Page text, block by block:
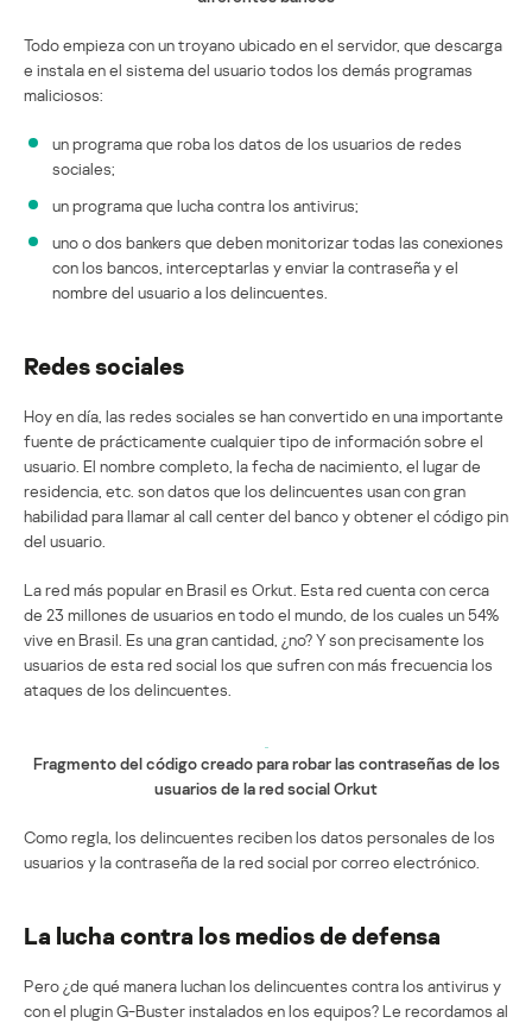
Todo empieza con un troyano ubicado en el servidor, que descarga
e instala en el sistema del usuario todos los demás programas
maliciosos:
un programa que roba los datos de los usuarios de redes
sociales;
un programa que lucha contra los antivirus;
uno o dos bankers que deben monitorizar todas las conexiones
con los bancos, interceptarlas y enviar la contraseña y el
nombre del usuario a los delincuentes.
Redes sociales
Hoy en día, las redes sociales se han convertido en una importante
fuente de prácticamente cualquier tipo de información sobre el
usuario. El nombre completo, la fecha de nacimiento, el lugar de
residencia, etc. son datos que los delincuentes usan con gran
habilidad para llamar al call center del banco y obtener el código pin
del usuario.
La red más popular en Brasil es Orkut. Esta red cuenta con cerca
de 23 millones de usuarios en todo el mundo, de los cuales un 54%
vive en Brasil. Es una gran cantidad, ¿no? Y son precisamente los
usuarios de esta red social los que sufren con más frecuencia los
ataques de los delincuentes.
Fragmento del código creado para robar las contraseñas de los
usuarios de la red social Orkut
Como regla, los delincuentes reciben los datos personales de los
usuarios y la contraseña de la red social por correo electrónico.
La lucha contra los medios de defensa
Pero ¿de qué manera luchan los delincuentes contra los antivirus y
con el plugin G-Buster instalados en los equipos? Le recordamos al